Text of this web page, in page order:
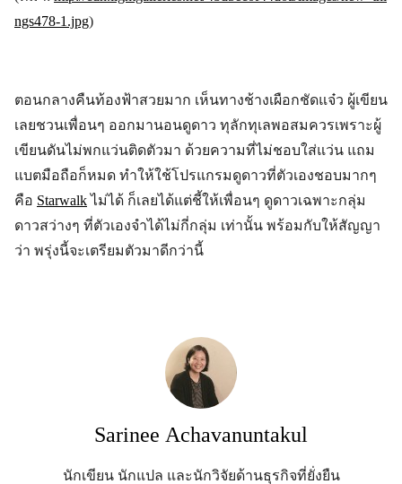
ngs478-1.jpg)
ตอนกลางคืนท้องฟ้าสวยมาก เห็นทางช้างเผือกชัดแจ๋ว ผู้เขียน
เลยชวนเพื่อนๆ ออกมานอนดูดาว ทุลักทุเลพอสมควรเพราะผู้
เขียนดันไม่พกแว่นติดตัวมา ด้วยความที่ไม่ชอบใส่แว่น แถม
แบตมือถือก็หมด ทำให้ใช้โปรแกรมดูดาวที่ตัวเองชอบมากๆ
คือ Starwalkไม่ได้ ก็เลยได้แต่ชี้ให้เพื่อนๆ ดูดาวเฉพาะกลุ่ม
ดาวสว่างๆ ที่ตัวเองจำได้ไม่กี่กลุ่ม เท่านั้น พร้อมกับให้สัญญา
ว่า พรุ่งนี้จะเตรียมตัวมาดีกว่านี้
Sarinee Achavanuntakul
นักเขียน นักแปล และนักวิจัยด้านธุรกิจที่ยั่งยืน